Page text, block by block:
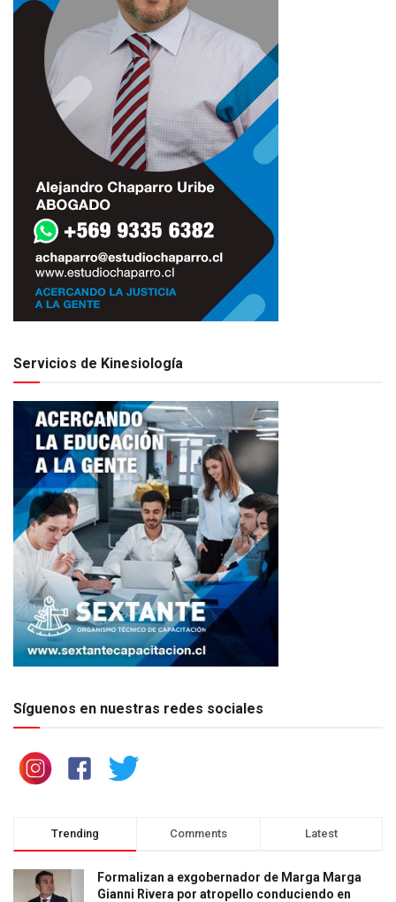
Servicios de Kinesiología
Síguenos en nuestras redes sociales
Trending Comments Latest
Formalizan a exgobernador de Marga Marga
Gianni Rivera por atropello conduciendo en